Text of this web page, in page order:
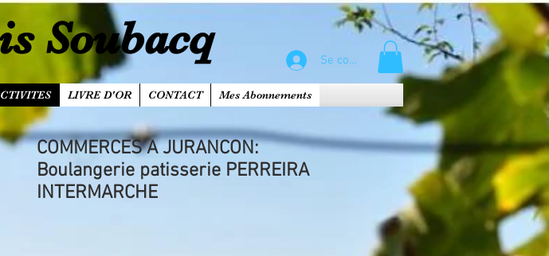
Soubacq Se connecter
LIVRE D'OR CONTACT Mes Abonnements
COMMERCES A JURANCON:
Boulangerie patisserie PERREIRA
INTERMARCHE